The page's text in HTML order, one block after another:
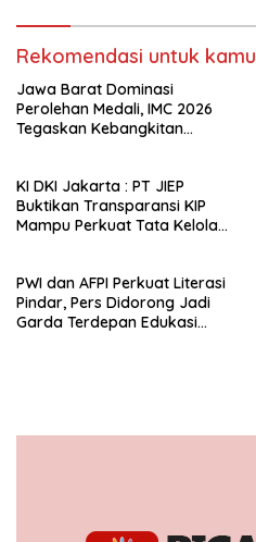
Rekomendasi untuk kamu
Jawa Barat Dominasi
Perolehan Medali, IMC 2026
Tegaskan Kebangkitan
KI DKI Jakarta : PT JIEP
Buktikan Transparansi KIP
Mampu Perkuat Tata Kelola
PWI dan AFPI Perkuat Literasi
Pindar, Pers Didorong Jadi
Garda Terdepan Edukasi